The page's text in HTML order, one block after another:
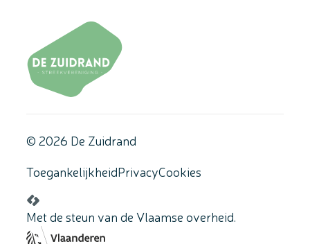
© 2026 De Zuidrand
ToegankelijkheidPrivacyCookies
LCP nv 2026 ©
Met de steun van de Vlaamse overheid.